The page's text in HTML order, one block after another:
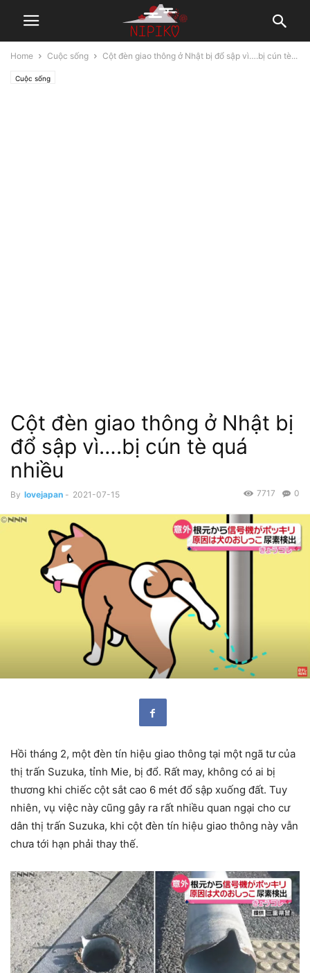
Home Cuộc sống Cột đèn giao thông ở Nhật bị đổ sập vì….bị cún tè...
Cuộc sống
Cột đèn giao thông ở Nhật bị
đổ sập vì….bị cún tè quá
nhiều
By lovejapan - 2021-07-15 0
7717
Hồi tháng 2, một đèn tín hiệu giao thông tại một ngã tư của
thị trấn Suzuka, tỉnh Mie, bị đổ. Rất may, không có ai bị
thương khi chiếc cột sắt cao 6 mét đổ sập xuống đất. Tuy
nhiên, vụ việc này cũng gây ra rất nhiều quan ngại cho cư
dân thị trấn Suzuka, khi cột đèn tín hiệu giao thông này vẫn
chưa tới hạn phải thay thế.